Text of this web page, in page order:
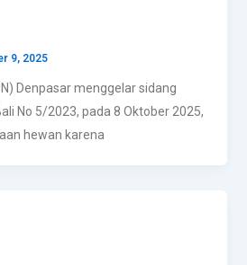
9, 2025
Denpasar menggelar sidang
No 5/2023, pada 8 Oktober 2025,
hewan karena